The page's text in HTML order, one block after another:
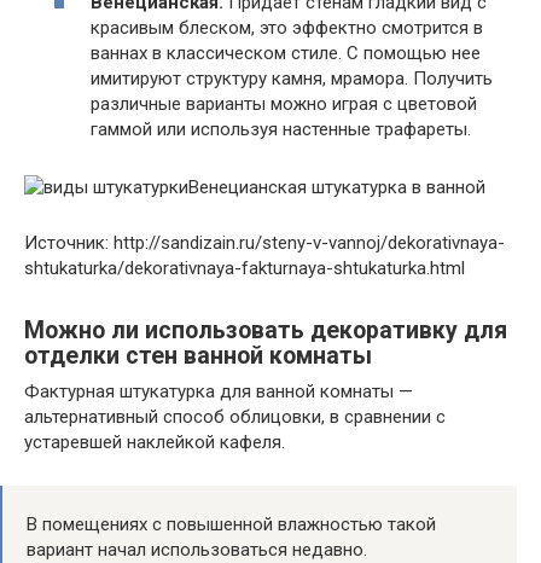
красивым блеском, это эффектно смотрится в
ваннах в классическом стиле. С помощью нее
имитируют структуру камня, мрамора. Получить
различные варианты можно играя с цветовой
гаммой или используя настенные трафареты.
Венецианская штукатурка в ванной
Источник: http://sandizain.ru/steny-v-vannoj/dekorativnaya-
shtukaturka/dekorativnaya-fakturnaya-shtukaturka.html
Можно ли использовать декоративку для
отделки стен ванной комнаты
Фактурная штукатурка для ванной комнаты —
альтернативный способ облицовки, в сравнении с
устаревшей наклейкой кафеля.
В помещениях с повышенной влажностью такой
вариант начал использоваться недавно.